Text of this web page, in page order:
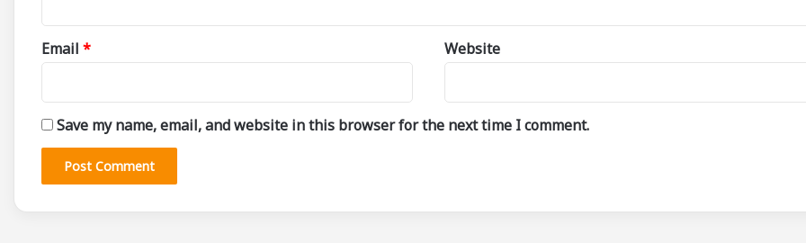
Email * Website
Save my name, email, and website in this browser for the next time I comment.